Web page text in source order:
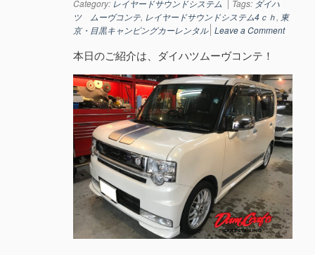
Category: レイヤードサウンドシステム Tags: ダイハ
ツ ムーヴコンテ, レイヤードサウンドシステム4ｃｈ, 東
京・目黒キャンピングカーレンタル Leave a Comment
本日のご紹介は、ダイハツムーヴコンテ！